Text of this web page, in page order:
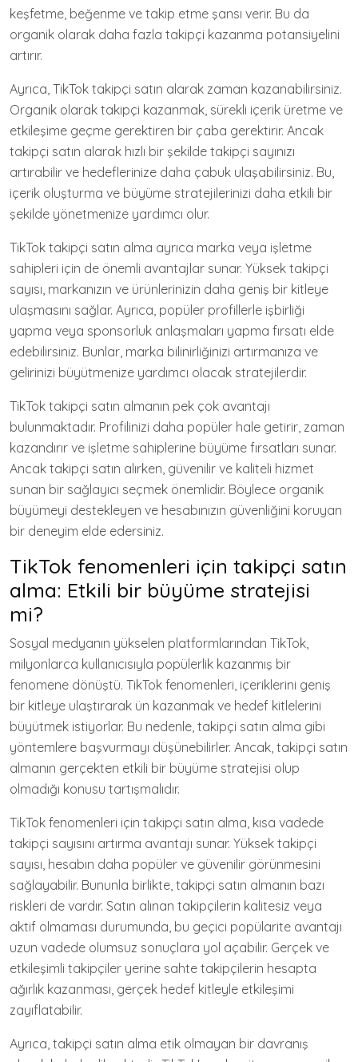
keşfetme, beğenme ve takip etme şansı verir. Bu da
organik olarak daha fazla takipçi kazanma potansiyelini
artırır.
Ayrıca, TikTok takipçi satın alarak zaman kazanabilirsiniz.
Organik olarak takipçi kazanmak, sürekli içerik üretme ve
etkileşime geçme gerektiren bir çaba gerektirir. Ancak
takipçi satın alarak hızlı bir şekilde takipçi sayınızı
artırabilir ve hedeflerinize daha çabuk ulaşabilirsiniz. Bu,
içerik oluşturma ve büyüme stratejilerinizi daha etkili bir
şekilde yönetmenize yardımcı olur.
TikTok takipçi satın alma ayrıca marka veya işletme
sahipleri için de önemli avantajlar sunar. Yüksek takipçi
sayısı, markanızın ve ürünlerinizin daha geniş bir kitleye
ulaşmasını sağlar. Ayrıca, popüler profillerle işbirliği
yapma veya sponsorluk anlaşmaları yapma fırsatı elde
edebilirsiniz. Bunlar, marka bilinirliğinizi artırmanıza ve
gelirinizi büyütmenize yardımcı olacak stratejilerdir.
TikTok takipçi satın almanın pek çok avantajı
bulunmaktadır. Profilinizi daha popüler hale getirir, zaman
kazandırır ve işletme sahiplerine büyüme fırsatları sunar.
Ancak takipçi satın alırken, güvenilir ve kaliteli hizmet
sunan bir sağlayıcı seçmek önemlidir. Böylece organik
büyümeyi destekleyen ve hesabınızın güvenliğini koruyan
bir deneyim elde edersiniz.
TikTok fenomenleri için takipçi satın
alma: Etkili bir büyüme stratejisi
mi?
Sosyal medyanın yükselen platformlarından TikTok,
milyonlarca kullanıcısıyla popülerlik kazanmış bir
fenomene dönüştü. TikTok fenomenleri, içeriklerini geniş
bir kitleye ulaştırarak ün kazanmak ve hedef kitlelerini
büyütmek istiyorlar. Bu nedenle, takipçi satın alma gibi
yöntemlere başvurmayı düşünebilirler. Ancak, takipçi satın
almanın gerçekten etkili bir büyüme stratejisi olup
olmadığı konusu tartışmalıdır.
TikTok fenomenleri için takipçi satın alma, kısa vadede
takipçi sayısını artırma avantajı sunar. Yüksek takipçi
sayısı, hesabın daha popüler ve güvenilir görünmesini
sağlayabilir. Bununla birlikte, takipçi satın almanın bazı
riskleri de vardır. Satın alınan takipçilerin kalitesiz veya
aktif olmaması durumunda, bu geçici popülarite avantajı
uzun vadede olumsuz sonuçlara yol açabilir. Gerçek ve
etkileşimli takipçiler yerine sahte takipçilerin hesapta
ağırlık kazanması, gerçek hedef kitleyle etkileşimi
zayıflatabilir.
Ayrıca, takipçi satın alma etik olmayan bir davranış